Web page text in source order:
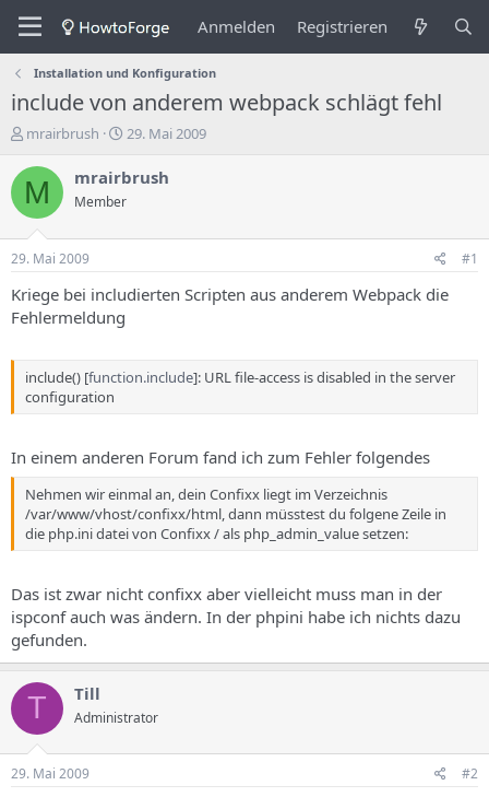
Anmelden Registrieren
Installation und Konfiguration
include von anderem webpack schlägt fehl
E
s
t
e
e
r
d
e
T
h
e
mrairbrush
E
s
n
t
29. Mai 2009
M mrairbrush
Member
29. Mai 2009 #1
Kriege bei includierten Scripten aus anderem Webpack die
Fehlermeldung
include() [function.include]: URL file-access is disabled in the server
configuration
In einem anderen Forum fand ich zum Fehler folgendes
Nehmen wir einmal an, dein Confixx liegt im Verzeichnis
/var/www/vhost/confixx/html, dann müsstest du folgene Zeile in
die php.ini datei von Confixx / als php_admin_value setzen:
Das ist zwar nicht confixx aber vielleicht muss man in der
ispconf auch was ändern. In der phpini habe ich nichts dazu
gefunden.
T Till
Administrator
29. Mai 2009 #2